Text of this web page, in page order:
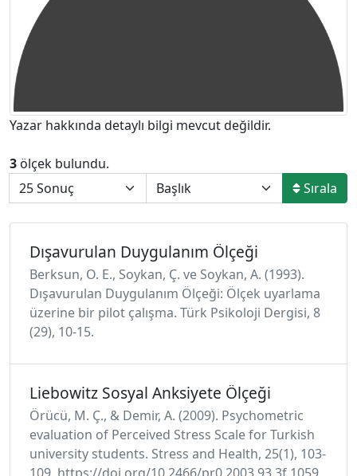
Yazar hakkında detaylı bilgi mevcut değildir.
3 ölçek bulundu.
Sırala
Dışavurulan Duygulanım Ölçeği
Berksun, O. E., Soykan, Ç. ve Soykan, A. (1993).
Dışavurulan Duygulanım Ölçeği: Ölçek uyarlama
üzerine bir pilot çalışma. Türk Psikoloji Dergisi, 8
(29), 10-15.
Liebowitz Sosyal Anksiyete Ölçeği
Örücü, M. Ç., & Demir, A. (2009). Psychometric
evaluation of Perceived Stress Scale for Turkish
university students. Stress and Health, 25(1), 103-